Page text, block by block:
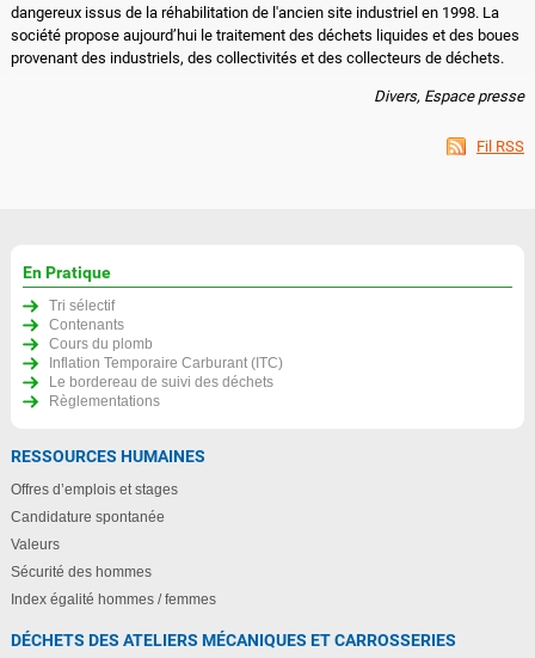
dangereux issus de la réhabilitation de l'ancien site industriel en 1998. La
société propose aujourd’hui le traitement des déchets liquides et des boues
provenant des industriels, des collectivités et des collecteurs de déchets.
Divers, Espace presse
Fil RSS
En Pratique
Tri sélectif
Contenants
Cours du plomb
Inflation Temporaire Carburant (ITC)
Le bordereau de suivi des déchets
Règlementations
RESSOURCES HUMAINES
Offres d’emplois et stages
Candidature spontanée
Valeurs
Sécurité des hommes
Index égalité hommes / femmes
DÉCHETS DES ATELIERS MÉCANIQUES ET CARROSSERIES